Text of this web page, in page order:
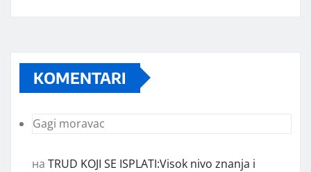
KOMENTARI
Gagi moravac
на TRUD KOJI SE ISPLATI:Visok nivo znanja i